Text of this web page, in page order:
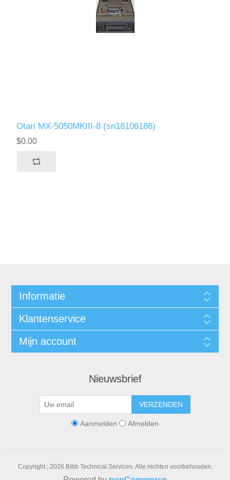
Otari MX-5050MKIII-8 (sn18106186)
$0.00
Informatie
Klantenservice
Mijn account
Nieuwsbrief
VERZENDEN
Aanmelden Afmelden
Copyright ; 2026 Bibb Technical Services. Alle rechten voorbehouden.